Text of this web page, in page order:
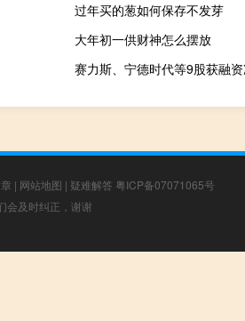
过年买的葱如何保存不发芽
大年初一供财神怎么摆放
赛力斯、宁德时代等9股获融
| 网站地图 | 疑难解答 粤ICP备07071065号
会及时纠正，谢谢